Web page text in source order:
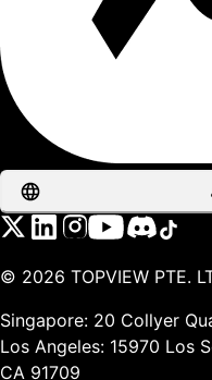
© 2026 TOPVIEW PTE.
Singapore: 20 Collyer
Los Angeles: 15970 Los
CA 91709